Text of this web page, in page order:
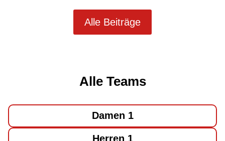
Alle Beiträge
Alle Teams
Damen 1
Herren 1